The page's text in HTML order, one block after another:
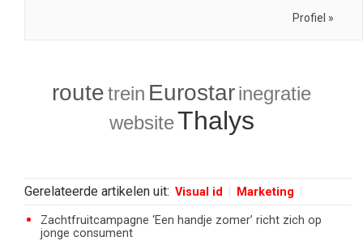
Profiel »
routetrein Eurostarinegratie
websiteThalys
Gerelateerde artikelen uit: Visual id Marketing
Zachtfruitcampagne ‘Een handje zomer’ richt zich op
jonge consument